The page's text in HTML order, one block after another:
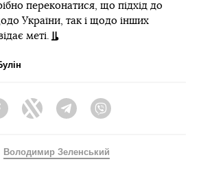
переконатися, що підхід до
України, так і щодо інших
меті.
FacebookTwitter Telegram
Володимир Зеленський